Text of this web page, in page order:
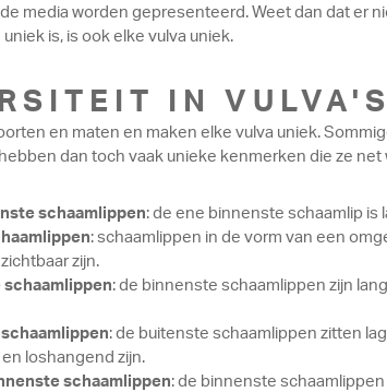
media worden gepresenteerd. Weet dan dat er
is, is ook elke vulva uniek.
IN VULVA'S
en maten en maken elke vulva uniek.
dan toch vaak unieke kenmerken die ze net
schaamlippen: de ene binnenste schaamlip is
: schaamlippen in de vorm van een
zijn.
: de binnenste schaamlippen zijn
: de buitenste schaamlippen zitten
loshangend zijn.
schaamlippen: de binnenste